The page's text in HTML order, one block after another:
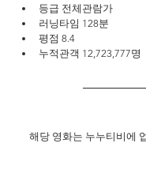
등급 전체관람가
러닝타임 128분
평점 8.4
누적관객 12,723,777명
해당 영화는 누누티비에